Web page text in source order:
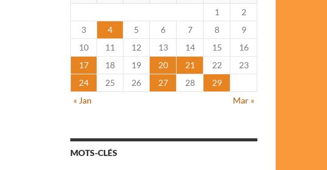
1
2
3
4 5 6 7 8
9
10
11 12 13 14 15
16
17
18 19 20 21 22
23
24
25 26 27 28
29
« Jan
Mar »
MOTS-CLÉS